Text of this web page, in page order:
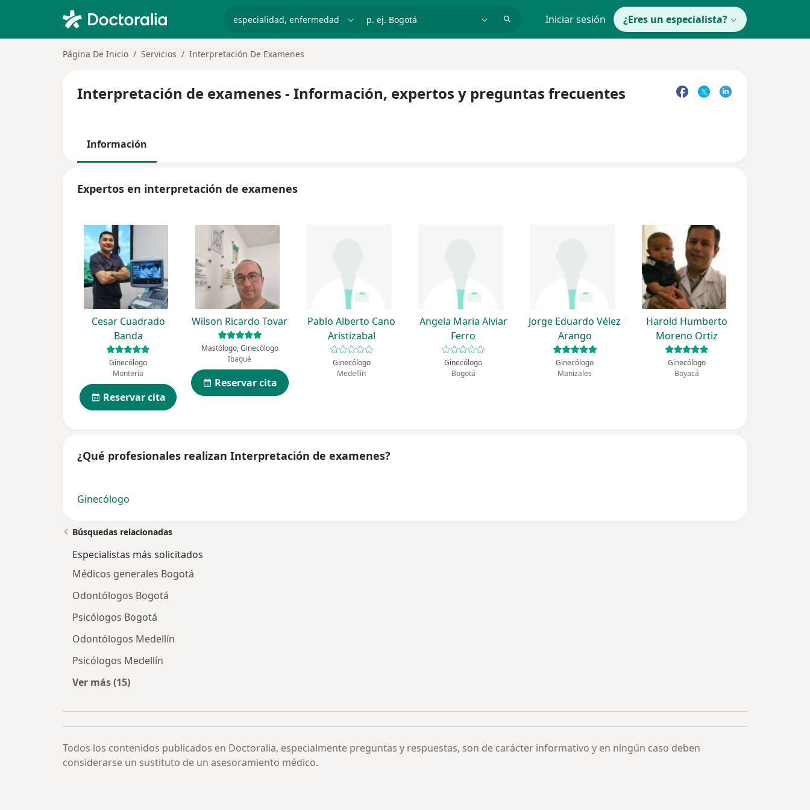
p. ej. Bogotá Iniciar sesión ¿Eres un especialista?
Página De Inicio Servicios Interpretación De Examenes
Interpretación de examenes - Información, expertos y preguntas frecuentes
Información
Expertos en interpretación de examenes
Cesar Cuadrado
Banda
Ginecólogo
Montería
Reservar cita
Wilson Ricardo Tovar
Mastólogo, Ginecólogo
Ibagué
Reservar cita
Pablo Alberto Cano
Aristizabal
Ginecólogo
Medellín
Angela Maria Alviar
Ferro
Ginecólogo
Bogotá
Jorge Eduardo Vélez
Arango
Ginecólogo
Manizales
Harold Humberto
Moreno Ortiz
Ginecólogo
Boyacá
¿Qué profesionales realizan Interpretación de examenes?
Ginecólogo
Búsquedas relacionadas
Especialistas más solicitados
Médicos generales Bogotá
Odontólogos Bogotá
Psicólogos Bogotá
Odontólogos Medellín
Psicólogos Medellín
Ver más (15)
Todos los contenidos publicados en Doctoralia, especialmente preguntas y respuestas, son de carácter informativo y en ningún caso deben
considerarse un sustituto de un asesoramiento médico.